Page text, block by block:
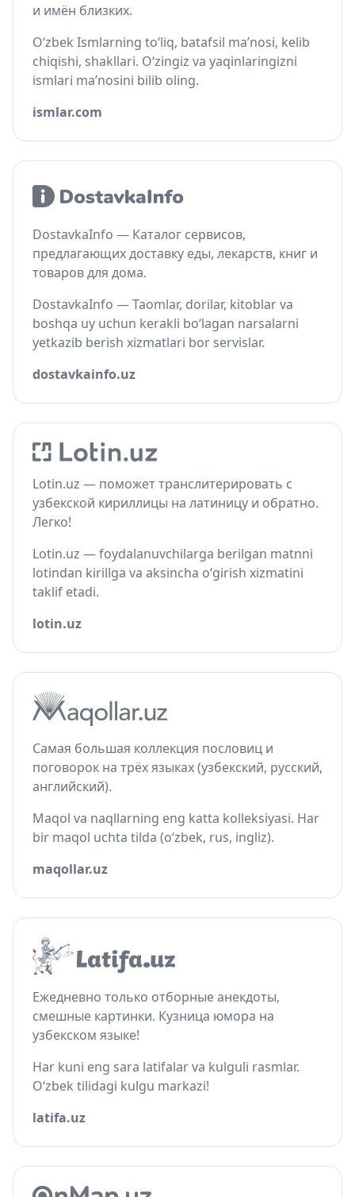
и имён близких.
O‘zbek Ismlarning to‘liq, batafsil ma’nosi, kelib
chiqishi, shakllari. O‘zingiz va yaqinlaringizni
ismlari ma’nosini bilib oling.
ismlar.com
DostavkaInfo — Каталог сервисов,
предлагающих доставку еды, лекарств, книг и
товаров для дома.
DostavkaInfo — Taomlar, dorilar, kitoblar va
boshqa uy uchun kerakli bo‘lagan narsalarni
yetkazib berish xizmatlari bor servislar.
dostavkainfo.uz
Lotin.uz — поможет транслитерировать с
узбекской кириллицы на латиницу и обратно.
Легко!
Lotin.uz — foydalanuvchilarga berilgan matnni
lotindan kirillga va aksincha o‘girish xizmatini
taklif etadi.
lotin.uz
Самая большая коллекция пословиц и
поговорок на трёх языках (узбекский, русский,
английский).
Maqol va naqllarning eng katta kolleksiyasi. Har
bir maqol uchta tilda (o‘zbek, rus, ingliz).
maqollar.uz
Ежедневно только отборные анекдоты,
смешные картинки. Кузница юмора на
узбекском языке!
Har kuni eng sara latifalar va kulguli rasmlar.
O‘zbek tilidagi kulgu markazi!
latifa.uz